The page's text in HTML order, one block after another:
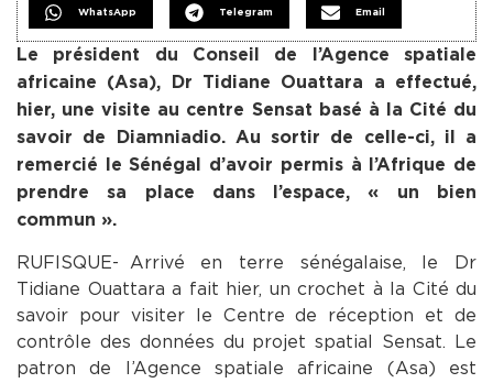
WhatsApp Telegram Email
Le président du Conseil de l’Agence spatiale
africaine (Asa), Dr Tidiane Ouattara a effectué,
hier, une visite au centre Sensat basé à la Cité du
savoir de Diamniadio. Au sortir de celle-ci, il a
remercié le Sénégal d’avoir permis à l’Afrique de
prendre sa place dans l’espace, « un bien
commun ».
RUFISQUE- Arrivé en terre sénégalaise, le Dr
Tidiane Ouattara a fait hier, un crochet à la Cité du
savoir pour visiter le Centre de réception et de
contrôle des données du projet spatial Sensat. Le
patron de l’Agence spatiale africaine (Asa) est